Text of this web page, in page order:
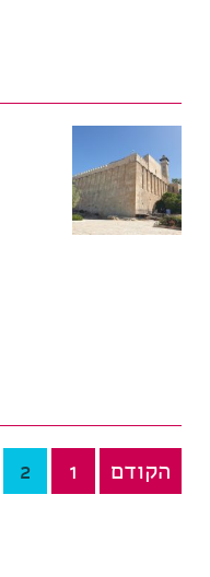
Posts
pagination
הקודם 1
2